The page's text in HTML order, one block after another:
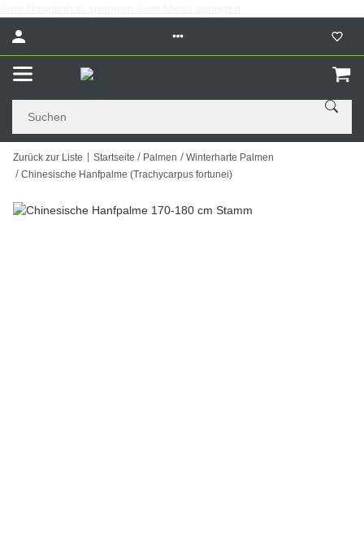
Zurück zur Liste Startseite Palmen
Winterharte Palmen
Chinesische Hanfpalme (Trachycarpus fortunei)